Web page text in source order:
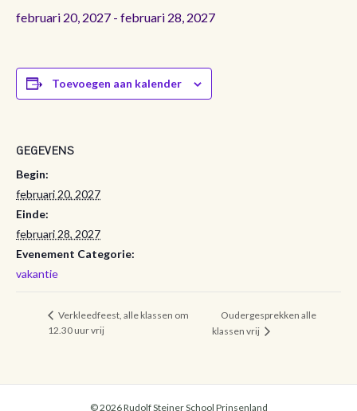
februari 20, 2027 - februari 28, 2027
Toevoegen aan kalender
GEGEVENS
Begin:
februari 20, 2027
Einde:
februari 28, 2027
Evenement Categorie:
vakantie
Verkleedfeest, alle klassen om
12.30 uur vrij
Oudergesprekken alle
klassen vrij
© 2026 Rudolf Steiner School Prinsenland